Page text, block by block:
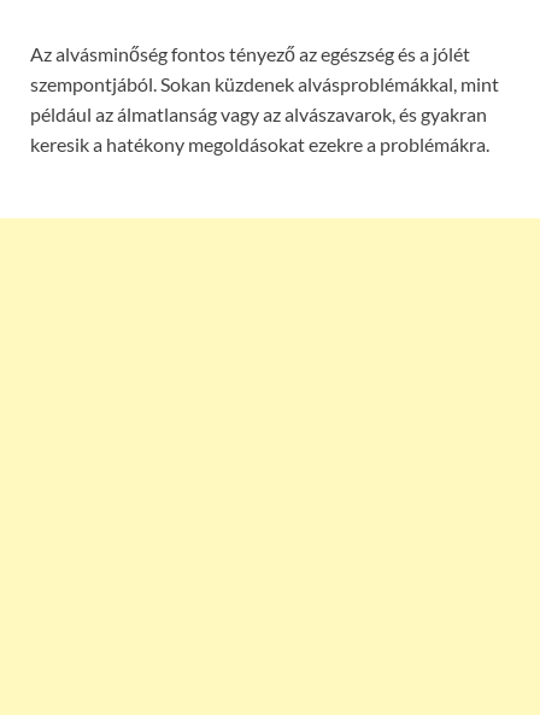
Az alvásminőség fontos tényező az egészség és a jólét
szempontjából. Sokan küzdenek alvásproblémákkal, mint
például az álmatlanság vagy az alvászavarok, és gyakran
keresik a hatékony megoldásokat ezekre a problémákra.